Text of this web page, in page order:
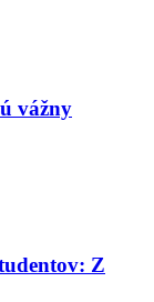
vážny
Z